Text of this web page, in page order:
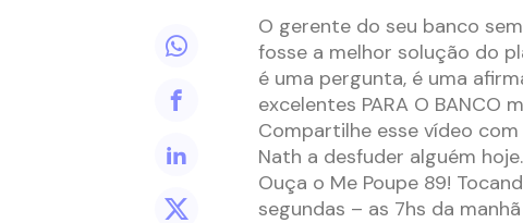
O gerente do seu banco
fosse a melhor solução do
é uma pergunta, é uma
excelentes PARA O BANCO
Compartilhe esse vídeo
Nath a desfuder alguém hoje.
Ouça o Me Poupe 89!
segundas – as 7hs da